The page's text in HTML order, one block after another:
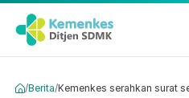
/Berita/